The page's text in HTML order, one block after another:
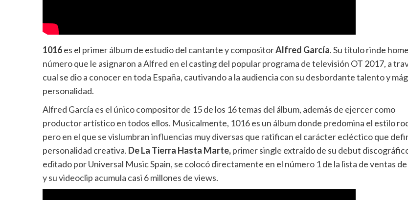
1016es el primer álbum de estudio del cantante y compositorAlfred García. Su título rinde
número que le asignaron a Alfred en el casting del popular programa de televisión OT 2017, a
cual se dio a conocer en toda España, cautivando a la audiencia con su desbordante talento y
personalidad.
Alfred García es el único compositor de 15 de los 16 temas del álbum, además de ejercer como
productor artístico en todos ellos. Musicalmente, 1016 es un álbum donde predomina el estilo
pero en el que se vislumbran influencias muy diversas que ratifican el carácter ecléctico que
personalidad creativa. De La Tierra Hasta Marte,primer single extraído de su debut
editado por Universal Music Spain, se colocó directamente en el número 1 de la lista de ventas
y su videoclip acumula casi 6 millones de views.